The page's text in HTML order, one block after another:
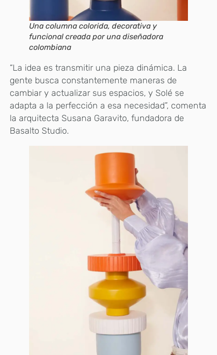
Una columna colorida, decorativa y
funcional creada por una diseñadora
colombiana
“La idea es transmitir una pieza dinámica. La
gente busca constantemente maneras de
cambiar y actualizar sus espacios, y Solé se
adapta a la perfección a esa necesidad”, comenta
la arquitecta Susana Garavito, fundadora de
Basalto Studio.